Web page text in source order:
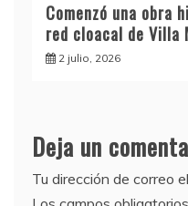
Comenzó una obra
red cloacal de Villa
2 julio, 2026
Deja un
Tu dirección de correo